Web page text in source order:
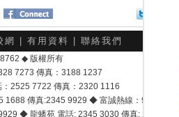
網 有用資料 聯絡我們
◆ 版權所有
7273 傳真：3188 1237
2525 7722 傳真：2320 1116
傳真:2345 9929 ◆ 富誠熱線：9337 9028
◆ 龍蟠苑 電話: 2345 3030 傳真: 2345 3737